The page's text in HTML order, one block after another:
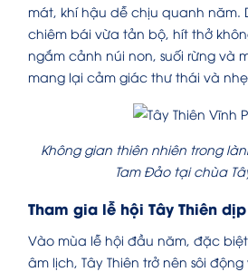
mát, khí hậu dễ chịu quanh năm.
chiêm bái vừa tản bộ, hít thở
ngắm cảnh núi non, suối rừng và
mang lại cảm giác thư thái và
Không gian thiên nhiên trong
Tam Đảo tại chùa
Tham gia lễ hội Tây Thiên
Vào mùa lễ hội đầu năm, đặc
âm lịch, Tây Thiên trở nên sôi